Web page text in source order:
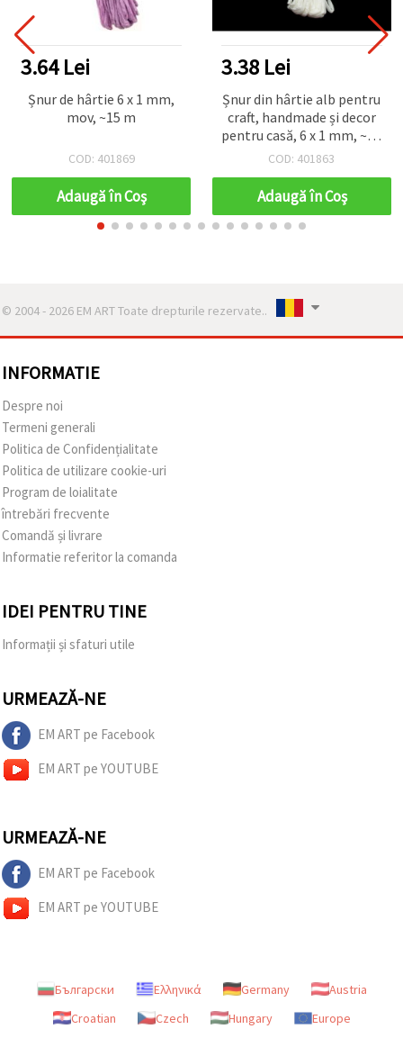
3.64 Lei
Șnur de hârtie 6 x 1 mm,
mov, ~15 m
COD: 401869
Adaugă în Coş
3.38 Lei
Șnur din hârtie alb pentru
craft, handmade și decor
pentru casă, 6 x 1 mm, ~15
m
COD: 401863
Adaugă în Coş
© 2004 - 2026 EM ART Toate drepturile rezervate..
INFORMATIE
Despre noi
Termeni generali
Politica de Confidențialitate
Politica de utilizare cookie-uri
Program de loialitate
întrebări frecvente
Comandă și livrare
Informatie referitor la comanda
IDEI PENTRU TINE
Informații și sfaturi utile
URMEAZĂ-NE
EM ART pe Facebook
EM ART pe YOUTUBE
URMEAZĂ-NE
EM ART pe Facebook
EM ART pe YOUTUBE
Български Ελληνικά Germany
Austria
Croatian
Czech Hungary Europe